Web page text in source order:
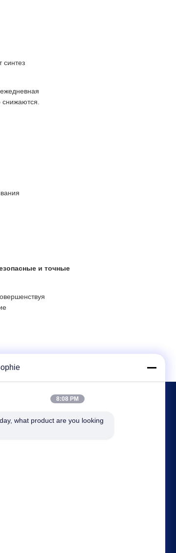
синтез
и точные
И Разработки И
Cleanroom Поставщик В
8:08 PM
what product are you looking